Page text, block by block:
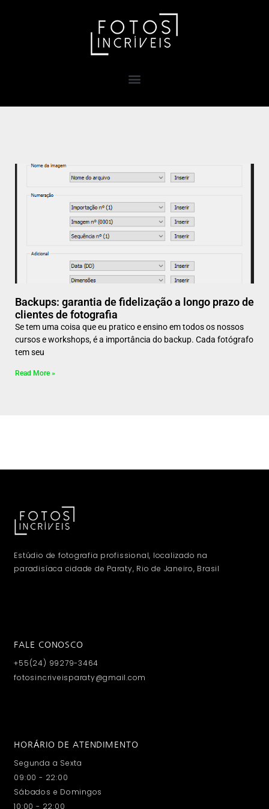
Backups: garantia de fidelização a longo prazo de
clientes de fotografia
Se tem uma coisa que eu pratico e ensino em todos os nossos
cursos e workshops, é a importância do backup. Cada fotógrafo
tem seu
Read More »
Estúdio de fotografia profissional, localizado na
paradisíaca cidade de Paraty, Rio de Janeiro, Brasil
FALE CONOSCO
+55(24) 99279-3464
fotosincriveisparaty@gmail.com
HORÁRIO DE ATENDIMENTO
Segunda a Sexta
09:00 - 22:00
Sábados e Domingos
10:00 - 22:00